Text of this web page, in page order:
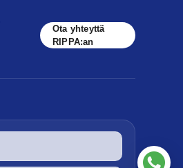
Ota yhteyttä
RIPPA:an